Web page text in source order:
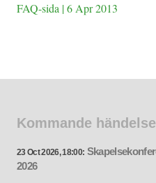
FAQ-sida | 6 Apr 2013
Kommande
23 Oct 2026, 18:00:
2026